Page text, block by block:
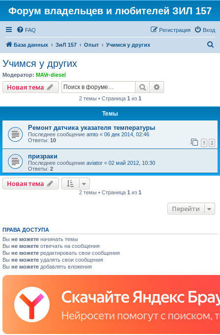
Форум владельцев и любителей ЗИЛ 157
FAQ Вход
Регистрация
База данных ЗиЛ 157 Опыт Учимся у других
Учимся у других
Модератор: MAVr-diesel
Новая тема Поиск
2 темы • Страница 1 из 1
Темы
Ремонт датчика указателя температуры
Последнее сообщение amto « 06 дек 2014, 02:46
Ответы: 10 1 2
призраки
Последнее сообщение aviator « 02 май 2012, 10:30
Ответы: 2
Новая тема
2 темы • Страница 1 из 1
Перейти
ПРАВА ДОСТУПА
Вы не можете начинать темы
Вы не можете отвечать на сообщения
Вы не можете редактировать свои сообщения
Вы не можете удалять свои сообщения
Вы не можете добавлять вложения